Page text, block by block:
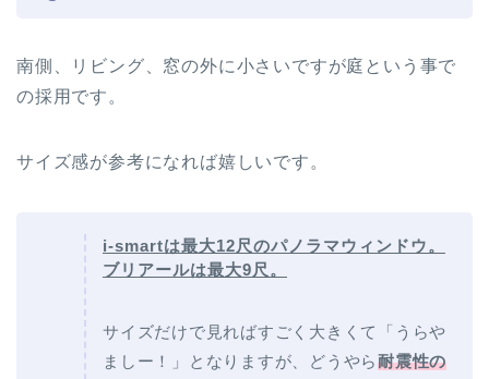
南側、リビング、窓の外に小さいですが庭という事で
の採用です。
サイズ感が参考になれば嬉しいです。
i-smartは最大12尺のパノラマウィンドウ。
ブリアールは最大9尺。
サイズだけで見ればすごく大きくて「うらや
ましー！」となりますが、どうやら耐震性の